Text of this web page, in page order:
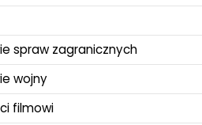
spraw zagranicznych
wojny
filmowi